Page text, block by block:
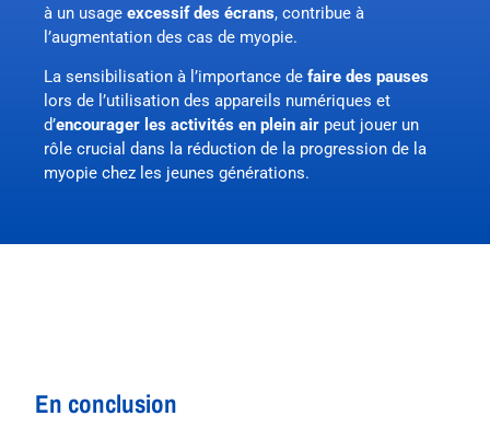
à un usage excessif des écrans, contribue à
l’augmentation des cas de myopie.
La sensibilisation à l’importance de faire des pauses
lors de l’utilisation des appareils numériques et
d’encourager les activités en plein air peut jouer un
rôle crucial dans la réduction de la progression de la
myopie chez les jeunes générations.
En conclusion